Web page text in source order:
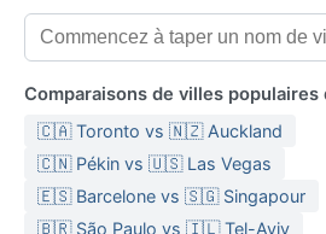
Comparaisons de villes populaires
🇨🇦 Toronto vs 🇳🇿 Auckland
🇨🇳 Pékin vs 🇺🇸 Las Vegas
🇪🇸 Barcelone vs 🇸🇬 Singapour
🇧🇷 São Paulo vs 🇮🇱 Tel-Aviv